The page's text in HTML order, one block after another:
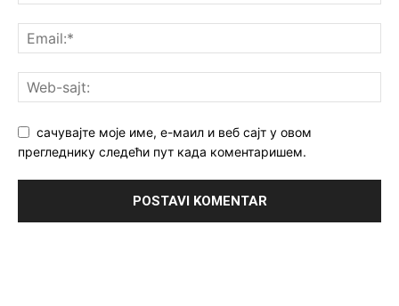
сачувајте моје име, е-маил и веб сајт у овом
прегледнику следећи пут када коментаришем.